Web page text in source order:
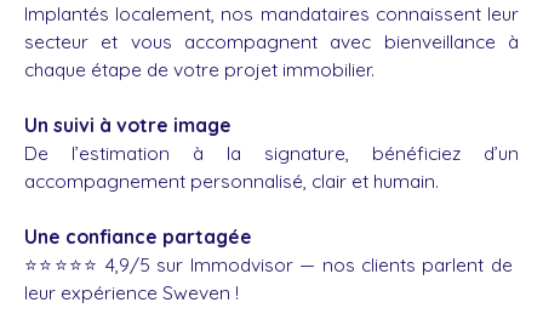
Implantés localement, nos mandataires connaissent leur
secteur et vous accompagnent avec bienveillance à
chaque étape de votre projet immobilier.
Un suivi à votre image
De l’estimation à la signature, bénéficiez d’un
accompagnement personnalisé, clair et humain.
Une confiance partagée
⭐️⭐️⭐️⭐️⭐️ 4,9/5 sur Immodvisor — nos clients parlent de
leur expérience Sweven !